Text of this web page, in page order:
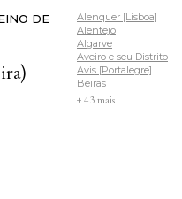
DE
Alenquer [Lisboa]
Alentejo
Algarve
Aveiro e seu Distrito
Avis [Portalegre]
Beiras
+ 43 mais